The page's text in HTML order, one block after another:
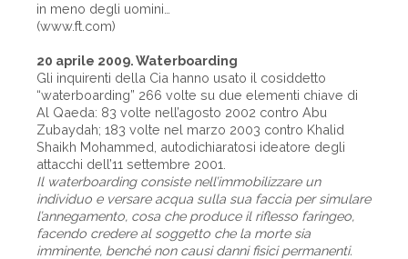
in meno degli uomini…
(www.ft.com)
20 aprile 2009. Waterboarding
Gli inquirenti della Cia hanno usato il cosiddetto
“waterboarding” 266 volte su due elementi chiave di
Al Qaeda: 83 volte nell’agosto 2002 contro Abu
Zubaydah; 183 volte nel marzo 2003 contro Khalid
Shaikh Mohammed, autodichiaratosi ideatore degli
attacchi dell’11 settembre 2001.
Il waterboarding consiste nell’immobilizzare un
individuo e versare acqua sulla sua faccia per simulare
l’annegamento, cosa che produce il riflesso faringeo,
facendo credere al soggetto che la morte sia
imminente, benché non causi danni fisici permanenti.